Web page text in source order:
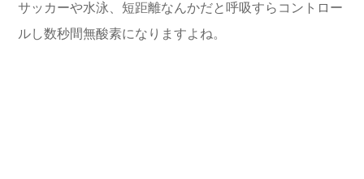
サッカーや水泳、短距離なんかだと呼吸すらコントロー
ルし数秒間無酸素になりますよね。